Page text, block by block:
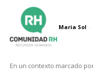
Maria Sol -
En un contexto marcado